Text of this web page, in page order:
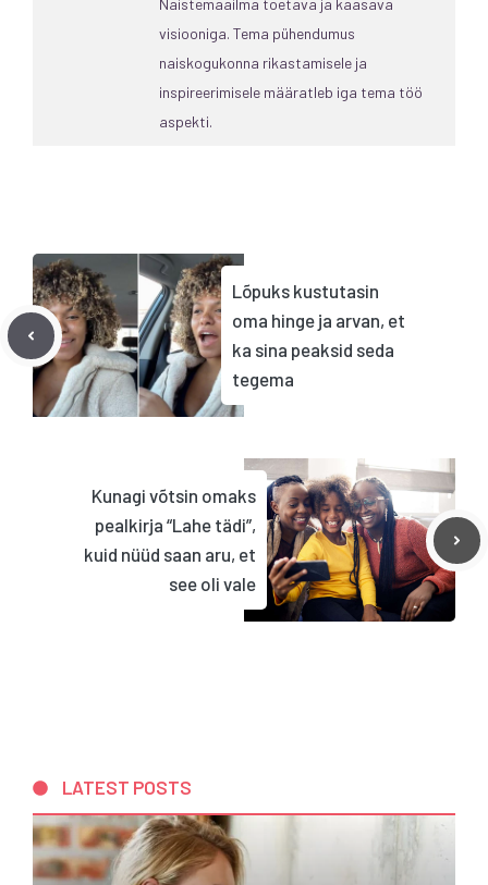
visiooniga. Tema pühendumus
naiskogukonna rikastamisele ja
inspireerimisele määratleb iga tema töö
aspekti.
Lõpuks kustutasin
oma hinge ja arvan, et
ka sina peaksid seda
tegema
Kunagi võtsin omaks
pealkirja “Lahe tädi”,
kuid nüüd saan aru, et
see oli vale
LATEST POSTS